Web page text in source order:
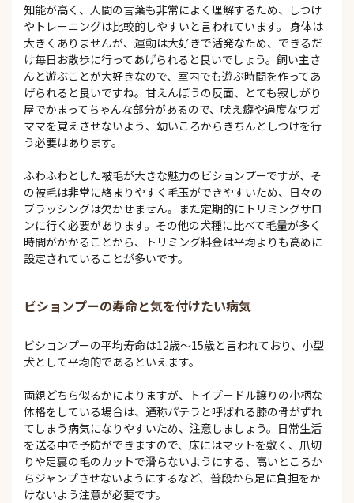
知能が高く、人間の言葉も非常によく理解するため、しつけ
やトレーニングは比較的しやすいと言われています。 身体は
大きくありませんが、運動は大好きで活発なため、できるだ
け毎日お散歩に行ってあげられると良いでしょう。飼い主さ
んと遊ぶことが大好きなので、室内でも遊ぶ時間を作ってあ
げられると良いですね。甘えんぼうの反面、とても寂しがり
屋でかまってちゃんな部分があるので、吠え癖や過度なワガ
ママを覚えさせないよう、幼いころからきちんとしつけを行
う必要はあります。
ふわふわとした被毛が大きな魅力のビションプーですが、そ
の被毛は非常に絡まりやすく毛玉ができやすいため、日々の
ブラッシングは欠かせません。また定期的にトリミングサロ
ンに行く必要があります。その他の犬種に比べて毛量が多く
時間がかかることから、トリミング料金は平均よりも高めに
設定されていることが多いです。
ビションプーの寿命と気を付けたい病気
ビションプーの平均寿命は12歳～15歳と言われており、小型
犬として平均的であるといえます。
両親どちら似るかによりますが、トイプードル譲りの小柄な
体格をしている場合は、通称パテラと呼ばれる膝の骨がずれ
てしまう病気になりやすいため、注意しましょう。日常生活
を送る中で予防ができますので、床にはマットを敷く、爪切
りや足裏の毛のカットで滑らないようにする、高いところか
らジャンプさせないようにするなど、普段から足に負担をか
けないよう注意が必要です。